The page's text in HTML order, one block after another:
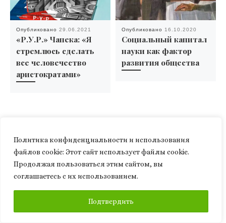
Политика конфиденциальности и использования
файлов сookie: Этот сайт использует файлы cookie.
Продолжая пользоваться этим сайтом, вы
соглашаетесь с их использованием.
Подтвердить
Опубликовано 29.06.2021
«Р.У.Р.» Чапека: «Я
стремлюсь сделать
все человечество
аристократами»
Опубликовано 16.10.2020
Социальный капитал
науки как фактор
развития общества